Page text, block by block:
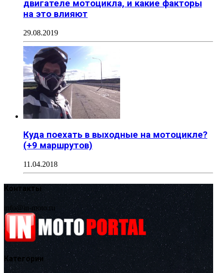
двигателе мотоцикла, и какие факторы
на это влияют
29.08.2019
Куда поехать в выходные на мотоцикле?
(+9 маршрутов)
11.04.2018
Контакты
info@in-moto.ru
Категории